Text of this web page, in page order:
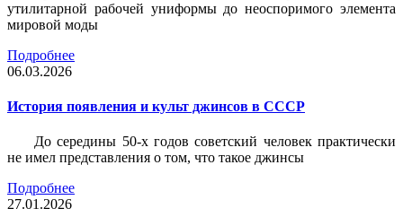
утилитарной рабочей униформы до неоспоримого элемента
мировой моды
Подробнее
06.03.2026
История появления и культ джинсов в СССР
До середины 50-х годов советский человек практически
не имел представления о том, что такое джинсы
Подробнее
27.01.2026